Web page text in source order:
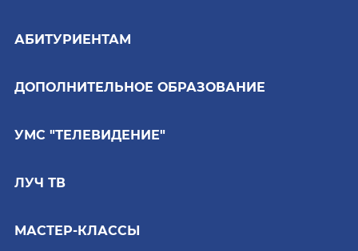
АБИТУРИЕНТАМ
ДОПОЛНИТЕЛЬНОЕ ОБРАЗОВАНИЕ
УМС "ТЕЛЕВИДЕНИЕ"
ЛУЧ ТВ
МАСТЕР-КЛАССЫ